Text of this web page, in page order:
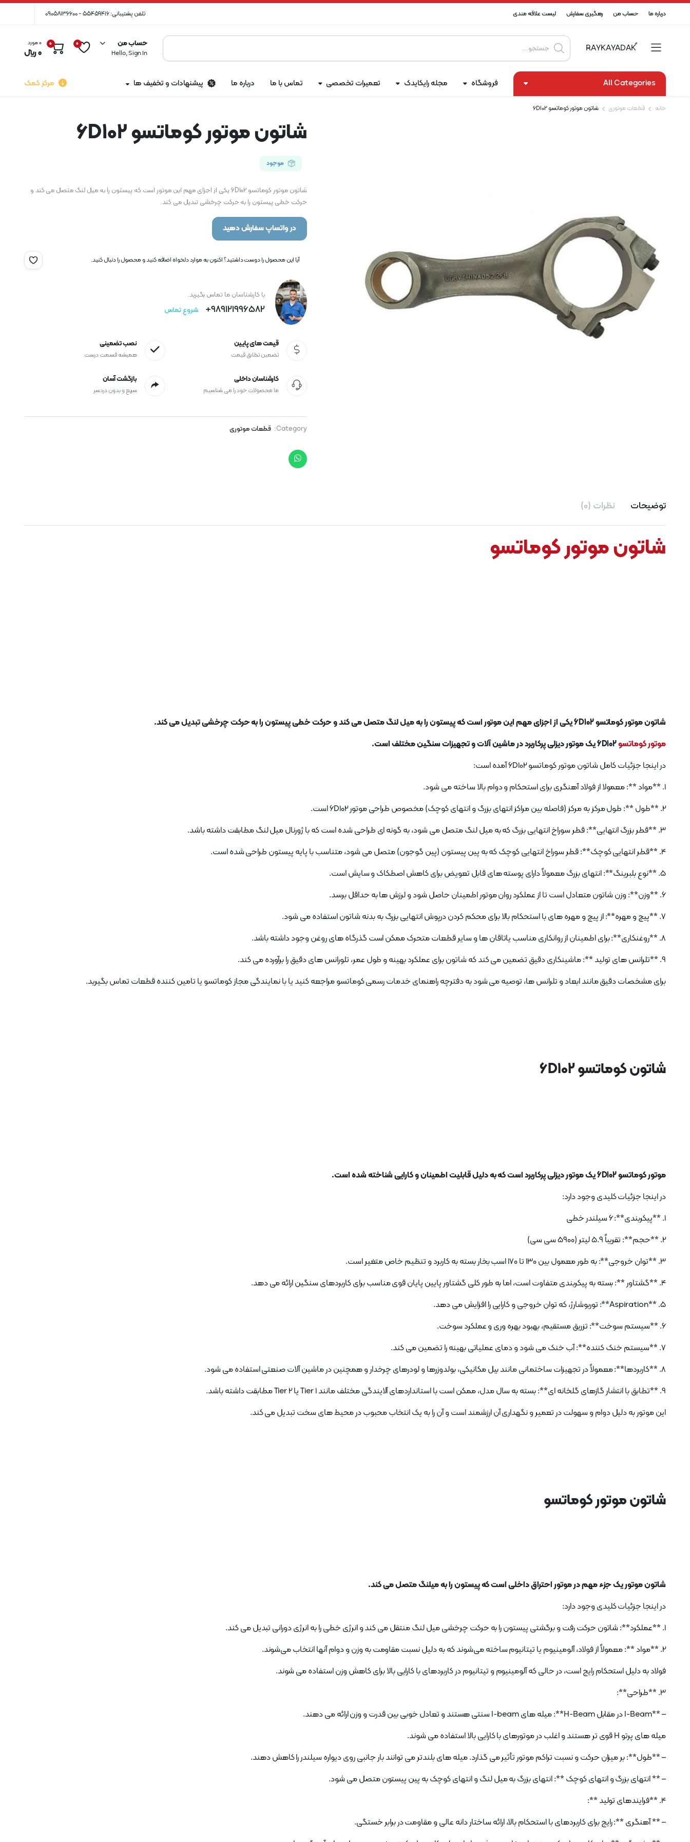
درباره ما حساب من رهگیری سفارش لیست علاقه مندی تلفن پشتیبانی: 55459416 - 09058136600
Products
search
حساب من
Hello, Sign In
0
0 0 مورد
0﷼
All Categories فروشگاه مجله رایکایدک تعمیرات تخصصی تماس با ما درباره ما پیشنهادات و تخفیف ها مرکز کمک
خانه قطعات موتوری شاتون موتور کوماتسو 6D102
شاتون موتور کوماتسو 6D102
موجود
شاتون موتور کوماتسو 6D102 یکی از اجزای مهم این موتور است که پیستون را به میل لنگ متصل می کند و
حرکت خطی پیستون را به حرکت چرخشی تبدیل می کند.
در واتساپ سفارش دهید
آیا این محصول را دوست داشتید؟ اکنون به موارد دلخواه اضافه کنید و محصول را دنبال کنید.
با کارشناسان ما تماس بگیرید.
989121996582+ شروع تماس
قیمت های پایین
تضمین تطابق قیمت
نصب تضمینی
همیشه قسمت درست
کارشناسان داخلی
ما محصولات خود را می شناسیم
بازگشت آسان
سریع و بدون دردسر
Category: قطعات موتوری
توضیحات نظرات (0)
شاتون موتور کوماتسو
شاتون موتور کوماتسو 6D102 یکی از اجزای مهم این موتور است که پیستون را به میل لنگ متصل می کند و حرکت خطی پیستون را به حرکت چرخشی تبدیل می کند.
موتور کوماتسو6D102 یک موتور دیزلی پرکاربرد در ماشین آلات و تجهیزات سنگین مختلف است.
در اینجا جزئیات کامل شاتون موتور کوماتسو 6D102 آمده است:
1. **مواد **: معمولا از فولاد آهنگری برای استحکام و دوام بالا ساخته می شود.
2. **طول **: طول مرکز به مرکز (فاصله بین مراکز انتهای بزرگ و انتهای کوچک) مخصوص طراحی موتور 6D102 است.
3. **قطر بزرگ انتهایی**: قطر سوراخ انتهایی بزرگ که به میل لنگ متصل می شود، به گونه ای طراحی شده است که با ژورنال میل لنگ مطابقت داشته باشد.
4. **قطر انتهایی کوچک**: قطر سوراخ انتهایی کوچک که به پین ​​پیستون (پین گوجون) متصل می شود، متناسب با پایه پیستون طراحی شده است.
5. **نوع بلبرینگ**: انتهای بزرگ معمولاً دارای پوسته های قابل تعویض برای کاهش اصطکاک و سایش است.
6. **وزن**: وزن شاتون متعادل است تا از عملکرد روان موتور اطمینان حاصل شود و لرزش ها به حداقل برسد.
7. **پیچ و مهره**: از پیچ و مهره های با استحکام بالا برای محکم کردن درپوش انتهایی بزرگ به بدنه شاتون استفاده می شود.
8. **روغنکاری**: برای اطمینان از روانکاری مناسب یاتاقان ها و سایر قطعات متحرک ممکن است گذرگاه های روغن وجود داشته باشد.
9. **تلرانس های تولید **: ماشینکاری دقیق تضمین می کند که شاتون برای عملکرد بهینه و طول عمر، تلورانس های دقیق را برآورده می کند.
برای مشخصات دقیق مانند ابعاد و تلرانس ها، توصیه می شود به دفترچه راهنمای خدمات رسمی کوماتسو مراجعه کنید یا با نمایندگی مجاز کوماتسو یا تامین کننده قطعات تماس بگیرید.
شاتون کوماتسو 6D102
موتور کوماتسو 6D102 یک موتور دیزلی پرکاربرد است که به دلیل قابلیت اطمینان و کارایی شناخته شده است.
در اینجا جزئیات کلیدی وجود دارد:
1. **پیکربندی**: 6 سیلندر خطی
2. **حجم**: تقریباً 5.9 لیتر (5900 سی سی)
3. **توان خروجی**: به طور معمول بین 130 تا 170 اسب بخار بسته به کاربرد و تنظیم خاص متغیر است.
4. **گشتاور **: بسته به پیکربندی متفاوت است، اما به طور کلی گشتاور پایین پایان قوی مناسب برای کاربردهای سنگین ارائه می دهد.
5. **Aspiration**: توربوشارژ، که توان خروجی و کارایی را افزایش می دهد.
6. **سیستم سوخت**: تزریق مستقیم، بهبود بهره وری و عملکرد سوخت.
7. **سیستم خنک کننده**: آب خنک می شود و دمای عملیاتی بهینه را تضمین می کند.
8. **کاربردها**: معمولاً در تجهیزات ساختمانی مانند بیل مکانیکی، بولدوزرها و لودرهای چرخدار و همچنین در ماشین آلات صنعتی استفاده می شود.
9. **تطابق با انتشار گازهای گلخانه ای**: بسته به سال مدل، ممکن است با استانداردهای آلایندگی مختلف مانند Tier 1 یا Tier 2 مطابقت داشته باشد.
این موتور به دلیل دوام و سهولت در تعمیر و نگهداری آن ارزشمند است و آن را به یک انتخاب محبوب در محیط های سخت تبدیل می کند.
شاتون موتور کوماتسو
شاتون موتور یک جزء مهم در موتور احتراق داخلی است که پیستون را به میلنگ متصل می کند.
در اینجا جزئیات کلیدی وجود دارد:
1. **عملکرد**: شاتون حرکت رفت و برگشتی پیستون را به حرکت چرخشی میل لنگ منتقل می کند و انرژی خطی را به انرژی دورانی تبدیل می کند.
2. **مواد **: معمولاً از فولاد، آلومینیوم یا تیتانیوم ساخته می‌شوند که به دلیل نسبت مقاومت به وزن و دوام آنها انتخاب می‌شوند.
فولاد به دلیل استحکام رایج است، در حالی که آلومینیوم و تیتانیوم در کاربردهای با کارایی بالا برای کاهش وزن استفاده می شوند.
3. **طراحی**:
– **I-Beam در مقابل H-Beam**: میله های I-beam سنتی هستند و تعادل خوبی بین قدرت و وزن ارائه می دهند.
میله های پرتو H قوی تر هستند و اغلب در موتورهای با کارایی بالا استفاده می شوند.
– **طول**: بر میزان حرکت و نسبت تراکم موتور تأثیر می گذارد. میله های بلندتر می توانند بار جانبی روی دیواره سیلندر را کاهش دهند.
– ** انتهای بزرگ و انتهای کوچک **: انتهای بزرگ به میل لنگ و انتهای کوچک به پین ​​پیستون متصل می شود.
4. **فرایندهای تولید **:
– ** آهنگری **: رایج برای کاربردهای با استحکام بالا، ارائه ساختار دانه عالی و مقاومت در برابر خستگی.